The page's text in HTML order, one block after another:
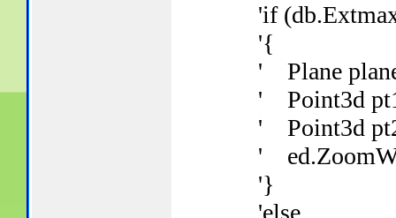
'if
'{
' Plane plane =
' Point3d pt1 =
' Point3d pt2 =
'
'}
'else